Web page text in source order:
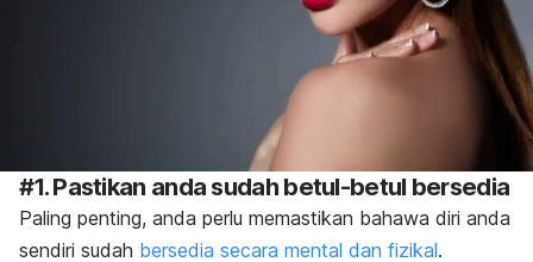
#1. Pastikan anda sudah betul-betul bersedia
Paling penting, anda perlu memastikan bahawa diri anda
sendiri sudah bersedia secara mental dan fizikal.